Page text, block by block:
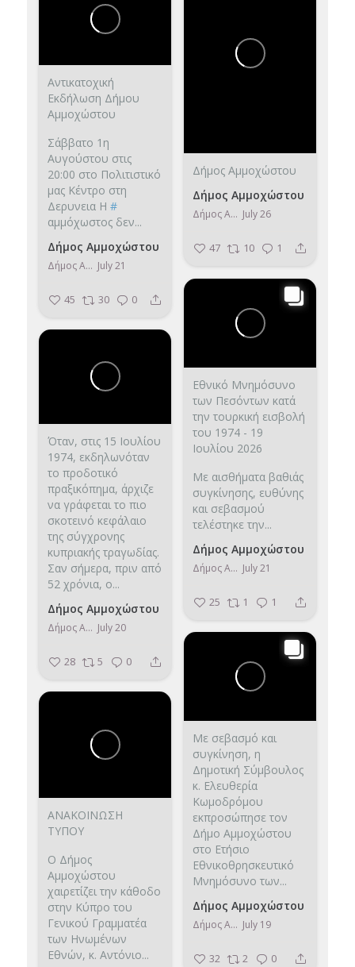
Δήμος Αμμοχώστου
Δήμος Αμμοχώστου
Δήμος Αμμοχώστου July 26
47 10 1
Αντικατοχική
Εκδήλωση Δήμου
Αμμοχώστου
Σάββατο 1η
Αυγούστου στις
20:00 στο Πολιτιστικό
μας Κέντρο στη
Δερυνεια Η#
αμμόχωστος δεν...
Δήμος Αμμοχώστου
Δήμος Αμμοχώστου July 21
45 30 0
Εθνικό Μνημόσυνο
των Πεσόντων κατά
την τουρκική εισβολή
του 1974 - 19
Ιουλίου 2026
Με αισθήματα βαθιάς
συγκίνησης, ευθύνης
και σεβασμού
τελέστηκε την...
Δήμος Αμμοχώστου
Δήμος Αμμοχώστου July 21
25 1 1
Όταν, στις 15 Ιουλίου
1974, εκδηλωνόταν
το προδοτικό
πραξικόπημα, άρχιζε
να γράφεται το πιο
σκοτεινό κεφάλαιο
της σύγχρονης
κυπριακής τραγωδίας.
Σαν σήμερα, πριν από
52 χρόνια, ο...
Δήμος Αμμοχώστου
Δήμος Αμμοχώστου July 20
28 5 0
Με σεβασμό και
συγκίνηση, η
Δημοτική Σύμβουλος
κ. Ελευθερία
Κωμοδρόμου
εκπροσώπησε τον
Δήμο Αμμοχώστου
στο Ετήσιο
Εθνικοθρησκευτικό
Μνημόσυνο των...
Δήμος Αμμοχώστου
Δήμος Αμμοχώστου July 19
32 2 0
ΑΝΑΚΟΙΝΩΣΗ
ΤΥΠΟΥ
Ο Δήμος
Αμμοχώστου
χαιρετίζει την κάθοδο
στην Κύπρο του
Γενικού Γραμματέα
των Ηνωμένων
Εθνών, κ. Αντόνιο...